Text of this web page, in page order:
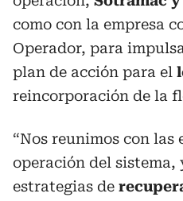
como con la empresa
Operador, para
plan de acción para el
reincorporación de la
“Nos reunimos con las
operación del sistema,
estrategias de